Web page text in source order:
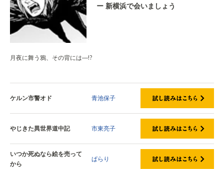
ー 新横浜で会いましょう
月夜に舞う鴉、その背には―!?
ケルン市警オド 青池保子
やじきた異世界道中記 市東亮子
いつか死ぬなら絵を売って
から
ぱらり